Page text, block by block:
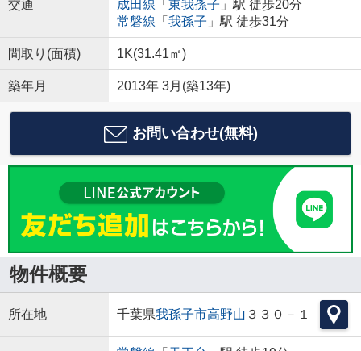
交通
成田線 「 東我孫子 」駅 徒歩20分
常磐線 「 我孫子 」駅 徒歩31分
間取り(面積) 1K(31.41㎡)
築年月 2013年 3月(築13年)
お問い合わせ(無料)
物件概要
所在地 千葉県我孫子市高野山 ３３０－１